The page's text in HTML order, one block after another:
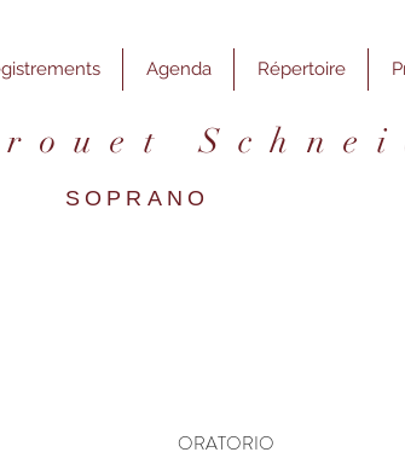
Agenda Répertoire
r o u e tS c h n e
SOPRANO
ORATORIO